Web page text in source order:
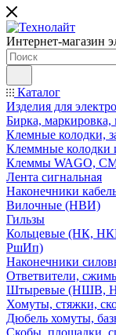
Интернет-магазин
Каталог
Изделия для
Бирка, маркировка,
Клемные колодки,
Клеммные колодки
Клеммы WAGO,
Лента сигнальная
Наконечники
Вилочные (НВИ)
Гильзы
Кольцевые (НК,
РшИп)
Наконечники
Ответвители,
Штыревые
Хомуты, стяжки,
Дюбель хомуты,
Скобы, площадки,